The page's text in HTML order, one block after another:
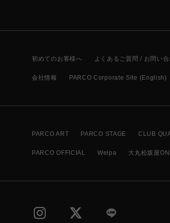
初めてのお客様へ よくあるご質問 / お問い合
会社情報 PARCO Corporate Site (English)
PARCO ART PARCO STAGE CLUB
PARCO OFFICIAL Welpa 大丸松坂屋